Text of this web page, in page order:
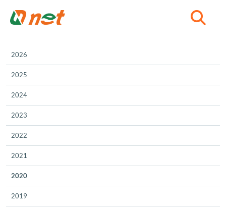
2026
2025
2024
2023
2022
2021
2020
2019